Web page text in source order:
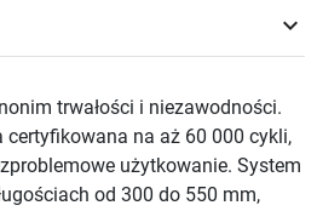
keyboard_arrow_down
trwałości i niezawodności.
certyfikowana na aż 60 000 cykli,
użytkowanie. System
od 300 do 550 mm,